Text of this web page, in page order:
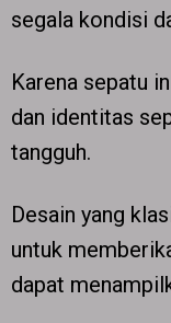
segala kondisi
Karena sepatu
dan identitas
tangguh.
Desain yang
untuk
dapat